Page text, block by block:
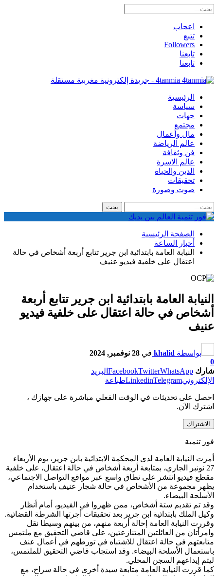
اعجاب
تتبع
Followers
تابعنا
تابعنا
4tanmia - جريدة إلكترونية مغربية مستقلة
الرئيسية
سياسة
جهات
مجتمع
مال وأعمال
عالم الرياضة
فن وثقافة
عالم الاسرة
الدين والحياة
تحقيقات
صوت وصورة
الصفحة الرئيسية
أخبار الساعة
النيابة العامة بابتدائية ابن جرير تتابع أربعة أشخاص في حالة
اعتقال على خلفية فيديو عنيف
النيابة العامة بابتدائية ابن جرير تتابع أربعة
أشخاص في حالة اعتقال على خلفية فيديو
عنيف
بواسطة khalid في 28 نوفمبر, 2024
0
شارك
FacebookTwitterWhatsApp
البريد
الإلكتروني
LinkedinTelegram طباعة
احصل على تحديثات في الوقت الفعلي مباشرة على جهازك ،
اشترك الآن.
الاشتراك
فور تنمية
أمرت النيابة العامة لدى المحكمة الابتدائية بابن جرير، يوم الأربعاء
27 نونبر الجاري، بمتابعة أربعة أشخاص في حالة اعتقال، على خلفية
مقطع فيديو انتشر على نطاق واسع عبر مواقع التواصل الاجتماعي،
يظهر مجموعة من الأشخاص في حالة شجار عنيف باستخدام
الأسلحة البيضاء.
وقد تم تقديم ستة أشخاص، ممن ظهروا في الفيديو، أمام أنظار
وكيل الملك بابتدائية ابن جرير بعد تحقيقات أجرتها الشرطة القضائية.
وقررت النيابة العامة إحالة أربعة منهم، من بينهم وسيطا نقل
وامرأتان من العائلتين المتنازعتين، على قاضي التحقيق مع ملتمس
متابعتهم في حالة اعتقال للاشتباه في تورطهم في أعمال عنف
باستعمال الأسلحة البيضاء. وقد استجاب قاضي التحقيق للملتمس،
ليتم إيداعهم السجن المحلي.
كما قررت النيابة العامة متابعة سيدة أخرى في حالة سراح، مع